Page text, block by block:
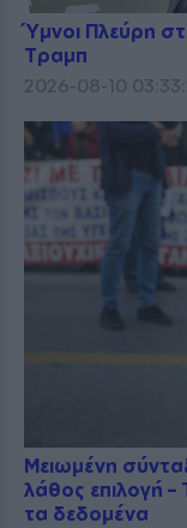
Ύμνοι Πλεύρη
Τραμπ
2026-08-10
Μειωμένη
λάθος επιλογή
τα δεδομένα